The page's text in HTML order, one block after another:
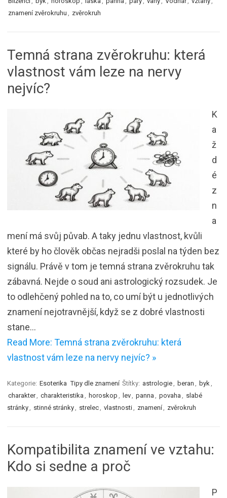
znamení zvěrokruhu
zvěrokruh
Temná strana zvěrokruhu: která
vlastnost vám leze na nervy
nejvíc?
K
a
ž
d
é
z
n
a
mení má svůj půvab. A taky jednu vlastnost, kvůli
které by ho člověk občas nejradši poslal na týden bez
signálu. Právě v tom je temná strana zvěrokruhu tak
zábavná. Nejde o soud ani astrologický rozsudek. Je
to odlehčený pohled na to, co umí být u jednotlivých
znamení nejotravnější, když se z dobré vlastnosti
stane…
Read More: Temná strana zvěrokruhu: která
vlastnost vám leze na nervy nejvíc? »
Kategorie: Esoterika Tipy dle znamení Štítky: astrologie beran byk
charakter
charakteristika horoskop lev panna povaha
slabé
stránky
stinné stránky strelec vlastnosti znamení zvěrokruh
Kompatibilita znamení ve vztahu:
Kdo si sedne a proč
P